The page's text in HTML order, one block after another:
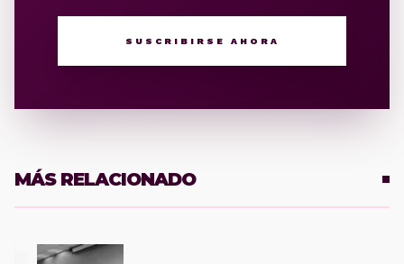
SUSCRIBIRSE AHORA
MÁS RELACIONADO